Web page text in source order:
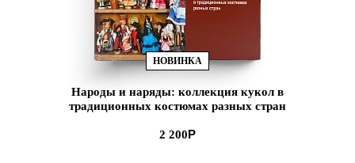
НОВИНКА
Народы и наряды: коллекция кукол в
традиционных костюмах разных стран
2 200